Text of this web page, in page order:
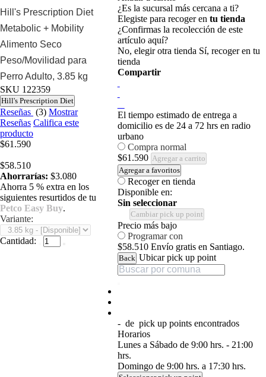
Hill's Prescription Diet
Metabolic + Mobility
Alimento Seco
Peso/Movilidad para
Perro Adulto, 3.85 kg
SKU 122359
Hill's Prescription Diet
Reseñas (3) Mostrar
Reseñas Califica este
producto
$61.590
$58.510
Ahorrarías: $3.080
Ahorra 5 % extra en los
siguientes resurtidos de tu
Petco Easy Buy.
Variante:
Cantidad:
¿Es la sucursal más cercana a ti?
Elegiste para recoger en tu tienda
¿Confirmas la recolección de este
artículo aquí?
No, elegir otra tienda Sí, recoger en tu
tienda
Compartir
El tiempo estimado de entrega a
domicilio es de 24 a 72 hrs en radio
urbano
Compra normal
$61.590 Agregar a carrito
Agregar a favoritos
Recoger en tienda
Disponible en:
Sin seleccionar
Cambiar pick up point
Precio más bajo
Programar con
$58.510 Envío gratis en Santiago.
Back Ubicar pick up point
- de pick up points encontrados
Horarios
Lunes a Sábado de 9:00 hrs. - 21:00
hrs.
Domingo de 9:00 hrs. a 17:30 hrs.